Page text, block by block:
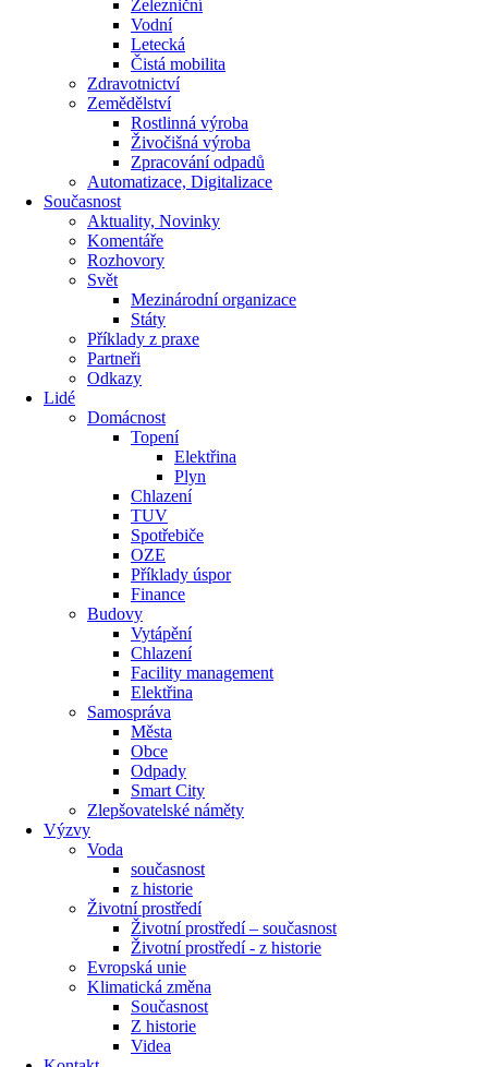
Železniční
Vodní
Letecká
Čistá mobilita
Zdravotnictví
Zemědělství
Rostlinná výroba
Živočišná výroba
Zpracování odpadů
Automatizace, Digitalizace
Současnost
Aktuality, Novinky
Komentáře
Rozhovory
Svět
Mezinárodní organizace
Státy
Příklady z praxe
Partneři
Odkazy
Lidé
Domácnost
Topení
Elektřina
Plyn
Chlazení
TUV
Spotřebiče
OZE
Příklady úspor
Finance
Budovy
Vytápění
Chlazení
Facility management
Elektřina
Samospráva
Města
Obce
Odpady
Smart City
Zlepšovatelské náměty
Výzvy
Voda
současnost
z historie
Životní prostředí
Životní prostředí – současnost
Životní prostředí ​- z historie
Evropská unie
Klimatická změna
Současnost
Z historie
Videa